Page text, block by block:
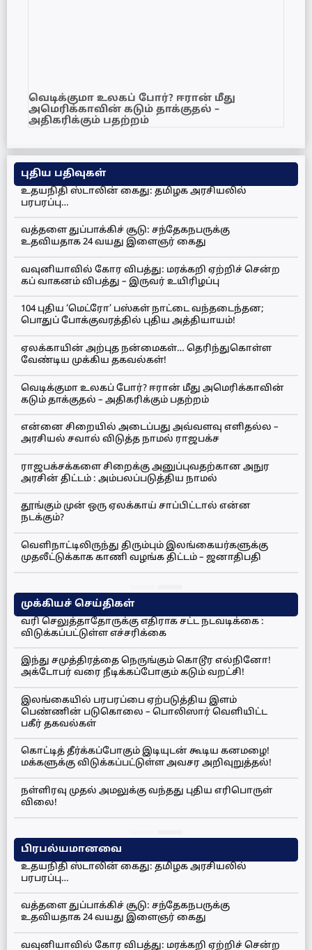
வெடிக்குமா உலகப் போர்? ஈரான் மீது
அமெரிக்காவின் கடும் தாக்குதல் –
அதிகரிக்கும் பதற்றம்
புதிய பதிவுகள்
உதயநிதி ஸ்டாலின் கைது: தமிழக அரசியலில்
பரபரப்பு…
வத்தளை துப்பாக்கிச் சூடு: சந்தேகநபருக்கு
உதவியதாக 24 வயது இளைஞர் கைது
வவுனியாவில் கோர விபத்து: மரக்கறி ஏற்றிச் சென்ற
கப் வாகனம் விபத்து – இருவர் உயிரிழப்பு
104 புதிய ‘மெட்ரோ’ பஸ்கள் நாட்டை வந்தடைந்தன;
பொதுப் போக்குவரத்தில் புதிய அத்தியாயம்!
ஏலக்காயின் அற்புத நன்மைகள்… தெரிந்துகொள்ள
வேண்டிய முக்கிய தகவல்கள்!
வெடிக்குமா உலகப் போர்? ஈரான் மீது அமெரிக்காவின்
கடும் தாக்குதல் – அதிகரிக்கும் பதற்றம்
என்னை சிறையில் அடைப்பது அவ்வளவு எளிதல்ல –
அரசியல் சவால் விடுத்த நாமல் ராஜபக்ச
ராஜபக்சக்களை சிறைக்கு அனுப்புவதற்கான அநுர
அரசின் திட்டம் : அம்பலப்படுத்திய நாமல்
தூங்கும் முன் ஒரு ஏலக்காய் சாப்பிட்டால் என்ன
நடக்கும்?
வெளிநாட்டிலிருந்து திரும்பும் இலங்கையர்களுக்கு
முதலீட்டுக்காக காணி வழங்க திட்டம் – ஜனாதிபதி
முக்கியச் செய்திகள்
வரி செலுத்தாதோருக்கு எதிராக சட்ட நடவடிக்கை :
விடுக்கப்பட்டுள்ள எச்சரிக்கை
இந்து சமுத்திரத்தை நெருங்கும் கொடூர எல்நினோ!
அக்டோபர் வரை நீடிக்கப்போகும் கடும் வறட்சி!
இலங்கையில் பரபரப்பை ஏற்படுத்திய இளம்
பெண்ணின் படுகொலை – பொலிஸார் வெளியிட்ட
பகீர் தகவல்கள்
கொட்டித் தீர்க்கப்போகும் இடியுடன் கூடிய கனமழை!
மக்களுக்கு விடுக்கப்பட்டுள்ள அவசர அறிவுறுத்தல்!
நள்ளிரவு முதல் அமலுக்கு வந்தது புதிய எரிபொருள்
விலை!
பிரபல்யமானவை
உதயநிதி ஸ்டாலின் கைது: தமிழக அரசியலில்
பரபரப்பு…
வத்தளை துப்பாக்கிச் சூடு: சந்தேகநபருக்கு
உதவியதாக 24 வயது இளைஞர் கைது
வவுனியாவில் கோர விபத்து: மரக்கறி ஏற்றிச் சென்ற